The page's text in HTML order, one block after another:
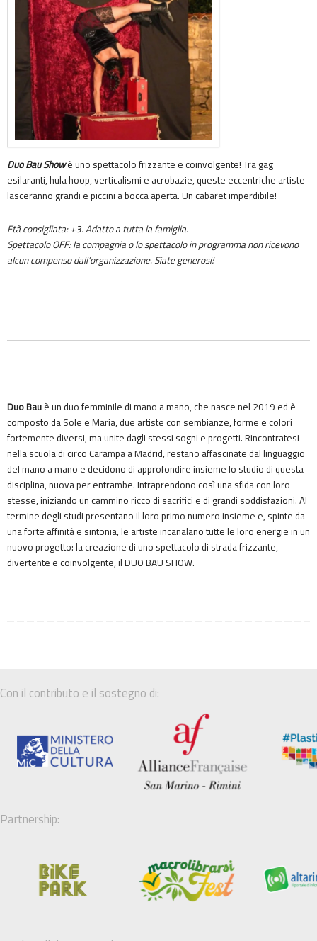
Duo Bau Showè uno spettacolo frizzante e coinvolgente! Tra gag
esilaranti, hula hoop, verticalismi e acrobazie, queste eccentriche artiste
lasceranno grandi e piccini a bocca aperta. Un cabaret imperdibile!
Età consigliata: +3. Adatto a tutta la famiglia.
Spettacolo OFF: la compagnia o lo spettacolo in programma non ricevono
alcun compenso dall’organizzazione. Siate generosi!
Duo Bau è un duo femminile di mano a mano, che nasce nel 2019 ed è
composto da Sole e Maria, due artiste con sembianze, forme e colori
fortemente diversi, ma unite dagli stessi sogni e progetti. Rincontratesi
nella scuola di circo Carampa a Madrid, restano affascinate dal linguaggio
del mano a mano e decidono di approfondire insieme lo studio di questa
disciplina, nuova per entrambe. Intraprendono così una sfida con loro
stesse, iniziando un cammino ricco di sacrifici e di grandi soddisfazioni. Al
termine degli studi presentano il loro primo numero insieme e, spinte da
una forte affinità e sintonia, le artiste incanalano tutte le loro energie in un
nuovo progetto: la creazione di uno spettacolo di strada frizzante,
divertente e coinvolgente, il DUO BAU SHOW.
Con il contributo e il sostegno di:
Partnership: